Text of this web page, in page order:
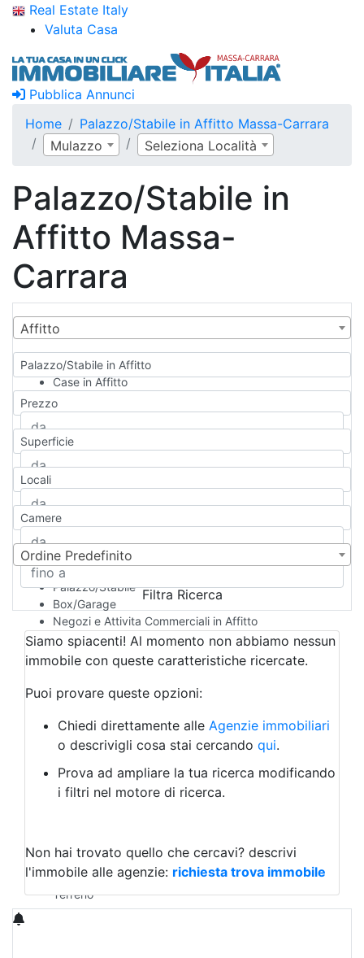
Real Estate Italy
Valuta Casa
Pubblica Annunci
Home
Palazzo/Stabile in Affitto Massa-Carrara
Mulazzo
Seleziona Località
Palazzo/Stabile in
Affitto Massa-
Carrara
Affitto
Palazzo/Stabile in Affitto
Case in Affitto
Qualsiasi
Appartamento
Casa indipendente
Casa Semi-indipendente
Attico/Mansarda
Rustico/Casale
Camera d'Albergo
Multiproprietà
Palazzo/Stabile
Box/Garage
Negozi e Attivita Commerciali in Affitto
Qualsiasi
Attività/Licenza Commerciale
Azienda Agricola
Bar/Ristorante
Albergo
Laboratorio Artigianale
Negozio/locale commerciale
Agriturismo
Magazzini
Qualsiasi
Terreno edificabile
Terreno
Prezzo
Superficie
Locali
Camere
Ordine Predefinito
Filtra Ricerca
Siamo spiacenti! Al momento non abbiamo nessun
immobile con queste caratteristiche ricercate.
Puoi provare queste opzioni:
Chiedi direttamente alle Agenzie immobiliari
o descrivigli cosa stai cercando qui.
Prova ad ampliare la tua ricerca modificando
i filtri nel motore di ricerca.
Non hai trovato quello che cercavi? descrivi
l'immobile alle agenzie: richiesta trova immobile